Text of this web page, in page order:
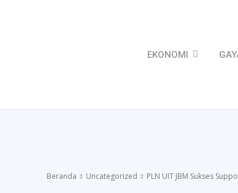
EKONOMI
Beranda Uncategorized PLN UIT JBM Sukses